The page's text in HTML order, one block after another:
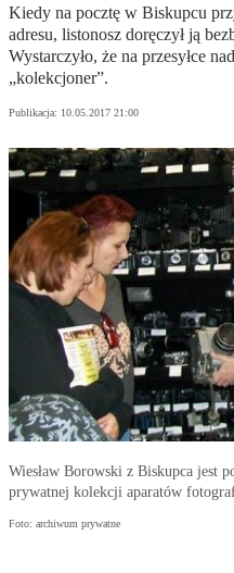
Kiedy na pocztę w Biskupcu
adresu, listonosz doręczył ją
Wystarczyło, że na przesyłce
„kolekcjoner”.
Publikacja: 10.05.2017 21:00
Wiesław Borowski z Biskupca jest
prywatnej kolekcji aparatów
Foto: archiwum prywatne